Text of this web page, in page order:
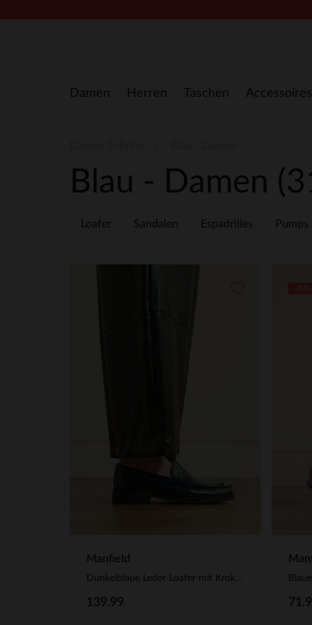
Damen Herren Taschen Accessoires
Blau - Damen
Loafer Sandalen Espadrilles Pumps
Manfield
139.99